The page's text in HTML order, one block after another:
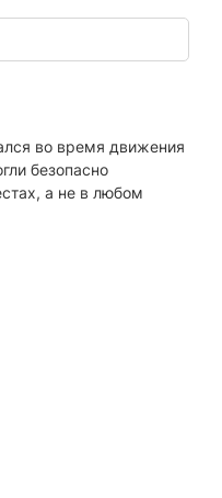
во время движения
безопасно
а не в любом